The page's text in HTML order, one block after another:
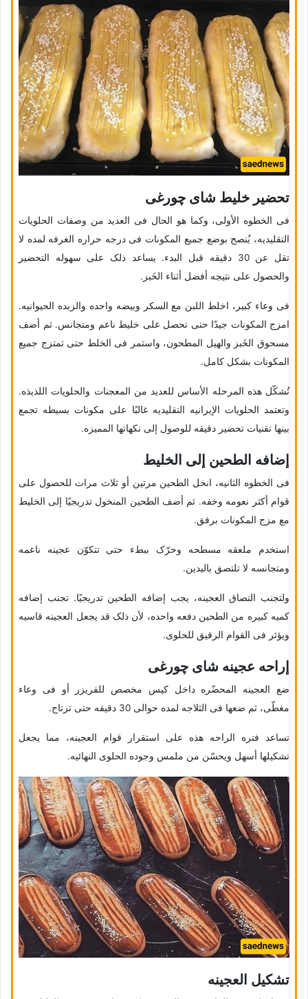
تحضیر خلیط شای چورغی
فی الخطوه الأولى، وکما هو الحال فی العدید من وصفات الحلویات
التقلیدیه، یُنصح بوضع جمیع المکونات فی درجه حراره الغرفه لمده لا
تقل عن 30 دقیقه قبل البدء. یساعد ذلک على سهوله التحضیر
والحصول على نتیجه أفضل أثناء الخَبز.
فی وعاء کبیر، اخلط اللبن مع السکر وبیضه واحده والزبده الحیوانیه.
امزج المکونات جیدًا حتى تحصل على خلیط ناعم ومتجانس. ثم أضف
مسحوق الخَبز والهیل المطحون، واستمر فی الخلط حتى تمتزج جمیع
المکونات بشکل کامل.
تُشکّل هذه المرحله الأساس للعدید من المعجنات والحلویات اللذیذه.
وتعتمد الحلویات الإیرانیه التقلیدیه غالبًا على مکونات بسیطه تجمع
بینها تقنیات تحضیر دقیقه للوصول إلى نکهاتها الممیزه.
إضافه الطحین إلى الخلیط
فی الخطوه الثانیه، انخل الطحین مرتین أو ثلاث مرات للحصول على
قوام أکثر نعومه وخفه. ثم أضف الطحین المنخول تدریجیًا إلى الخلیط
مع مزج المکونات برفق.
استخدم ملعقه مسطحه وحرّک ببطء حتى تتکوّن عجینه ناعمه
ومتجانسه لا تلتصق بالیدین.
ولتجنب التصاق العجینه، یجب إضافه الطحین تدریجیًا. تجنب إضافه
کمیه کبیره من الطحین دفعه واحده، لأن ذلک قد یجعل العجینه قاسیه
ویؤثر فی القوام الرقیق للحلوى.
إراحه عجینه شای چورغی
ضع العجینه المحضّره داخل کیس مخصص للفریزر أو فی وعاء
مغطّى، ثم ضعها فی الثلاجه لمده حوالی 30 دقیقه حتى ترتاح.
تساعد فتره الراحه هذه على استقرار قوام العجینه، مما یجعل
تشکیلها أسهل ویحسّن من ملمس وجوده الحلوى النهائیه.
تشکیل العجینه